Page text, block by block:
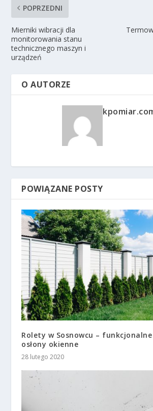
POPRZEDNI
Mierniki wibracji dla
monitorowania stanu
technicznego maszyn i
urządzeń
O AUTORZE
POWIĄZANE POSTY
Rolety w Sosnowcu –
osłony okienne
28 lutego 2020